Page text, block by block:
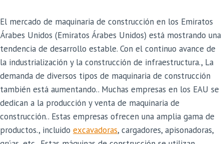
El mercado de maquinaria de construcción en los Emiratos
Árabes Unidos (Emiratos Árabes Unidos) está mostrando una
tendencia de desarrollo estable. Con el continuo avance de
la industrialización y la construcción de infraestructura., La
demanda de diversos tipos de maquinaria de construcción
también está aumentando.. Muchas empresas en los EAU se
dedican a la producción y venta de maquinaria de
construcción.. Estas empresas ofrecen una amplia gama de
productos., incluido excavadoras, cargadores, apisonadoras,